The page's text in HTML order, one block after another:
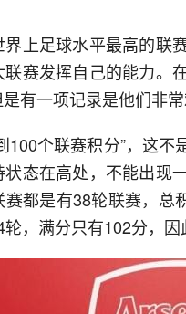
上足球水平最高的联
赛发挥自己的能力。
有一项记录是他们非常
100个联赛积分”，这
态在高处，不能出现
赛都是有38轮联赛，
，满分只有102分，